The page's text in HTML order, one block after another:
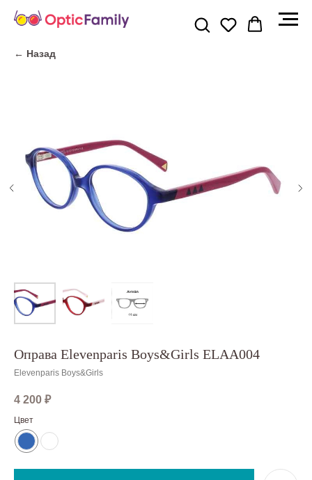
← Назад
Оправа Elevenparis Boys&Girls ELAA004
Elevenparis Boys&Girls
4 200 ₽
Цвет